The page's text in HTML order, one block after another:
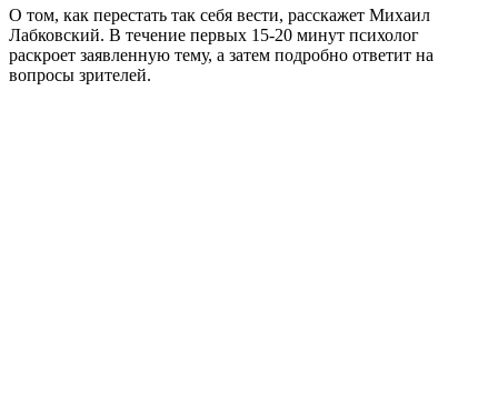
О том, как перестать так себя вести, расскажет Михаил
Лабковский. В течение первых 15-20 минут психолог
раскроет заявленную тему, а затем подробно ответит на
вопросы зрителей.